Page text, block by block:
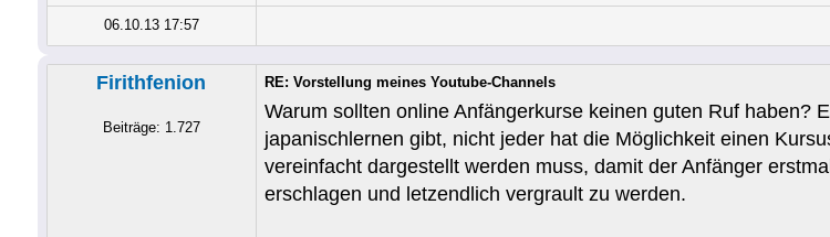
06.10.13 17:57
Firithfenion
Beiträge: 1.727
RE: Vorstellung meines Youtube-Channels
Warum sollten online Anfängerkurse keinen guten Ruf haben?
japanischlernen gibt, nicht jeder hat die Möglichkeit einen
vereinfacht dargestellt werden muss, damit der Anfänger
erschlagen und letzendlich vergrault zu werden.